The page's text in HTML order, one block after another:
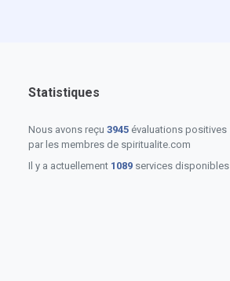
Statistiques
Nous avons reçu 3945évaluations positives
par les membres de spiritualite.com
Il y a actuellement 1089services disponibles